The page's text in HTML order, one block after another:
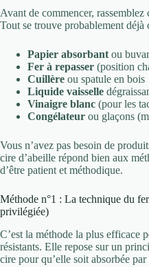
Avant de commencer,
Tout se trouve probablement déjà
Papier absorbant ou
Fer à repasser (position
Cuillère ou spatule en bois
Liquide vaisselle
Vinaigre blanc (pour les
Congélateur ou glaçons
Vous n’avez pas besoin de
cire d’abeille répond bien aux
d’être patient et méthodique.
Méthode n°1 : La technique du
privilégiée)
C’est la méthode la plus efficace
résistants. Elle repose sur un
cire pour qu’elle soit absorbée par